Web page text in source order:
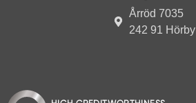
Årröd 7035
242 91 Hörby